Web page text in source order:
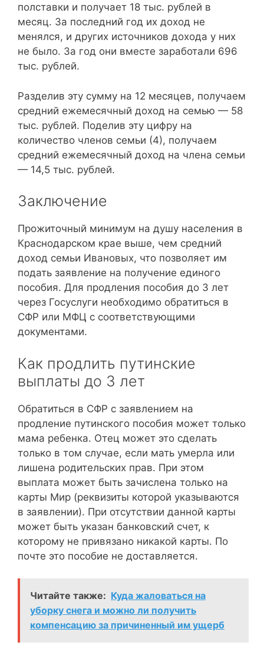
полставки и получает 18 тыс. рублей в
месяц. За последний год их доход не
менялся, и других источников дохода у них
не было. За год они вместе заработали 696
тыс. рублей.
Разделив эту сумму на 12 месяцев, получаем
средний ежемесячный доход на семью — 58
тыс. рублей. Поделив эту цифру на
количество членов семьи (4), получаем
средний ежемесячный доход на члена семьи
— 14,5 тыс. рублей.
Заключение
Прожиточный минимум на душу населения в
Краснодарском крае выше, чем средний
доход семьи Ивановых, что позволяет им
подать заявление на получение единого
пособия. Для продления пособия до 3 лет
через Госуслуги необходимо обратиться в
СФР или МФЦ с соответствующими
документами.
Как продлить путинские
выплаты до 3 лет
Обратиться в СФР с заявлением на
продление путинского пособия может только
мама ребенка. Отец может это сделать
только в том случае, если мать умерла или
лишена родительских прав. При этом
выплата может быть зачислена только на
карты Мир (реквизиты которой указываются
в заявлении). При отсутствии данной карты
может быть указан банковский счет, к
которому не привязано никакой карты. По
почте это пособие не доставляется.
Читайте также: Куда жаловаться на
уборку снега и можно ли получить
компенсацию за причиненный им ущерб